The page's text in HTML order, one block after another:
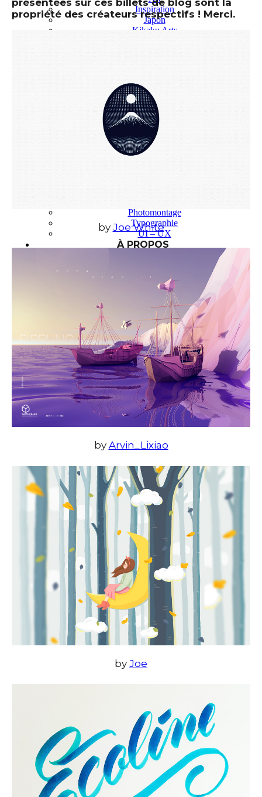
Inspiration
Japon
Kikaku Arts
Pop Culture
Projets
Ressources
Tech
PROJETS
Dessin
Photomontage
Typographie
UI – UX
À PROPOS
propriété des créateurs respectifs ! Merci.
by Joe White
by Arvin_Lixiao
by Joe